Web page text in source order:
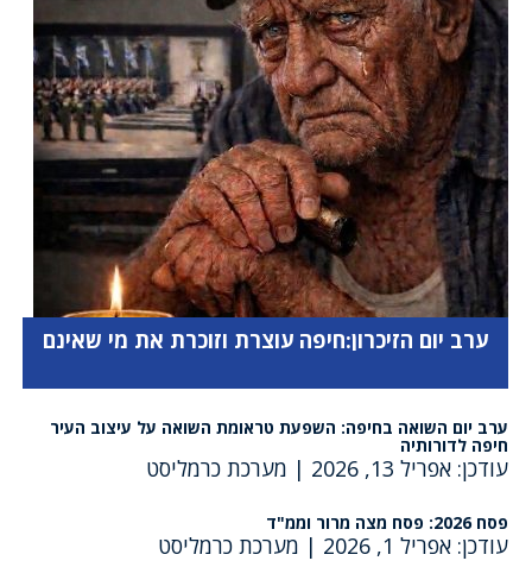
ערב יום הזיכרון:חיפה עוצרת וזוכרת את מי שאינם
ערב יום השואה בחיפה: השפעת טראומת השואה על עיצוב העיר
חיפה לדורותיה
עודכן: אפריל 13, 2026 | מערכת כרמליסט
פסח 2026: פסח מצה מרור וממ"ד
עודכן: אפריל 1, 2026 | מערכת כרמליסט